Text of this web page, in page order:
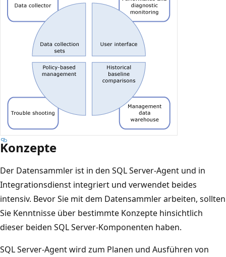
Konzepte
Der Datensammler ist in den SQL Server-Agent und in
Integrationsdienst integriert und verwendet beides
intensiv. Bevor Sie mit dem Datensammler arbeiten, sollten
Sie Kenntnisse über bestimmte Konzepte hinsichtlich
dieser beiden SQL Server-Komponenten haben.
SQL Server-Agent wird zum Planen und Ausführen von